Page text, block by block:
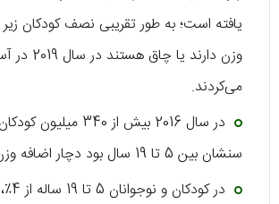
وزن دارند یا
می‌کردند.
در سال 2016 بیش از 340
سنشان بین 5 تا 19 سال بود دچار اضافه وزن یا چاقی شدند.
در